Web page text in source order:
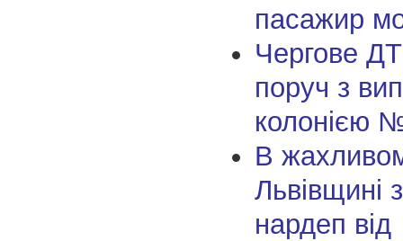
пасажир
Чергове
поруч з
колонією
В
Львівщині
нардеп від